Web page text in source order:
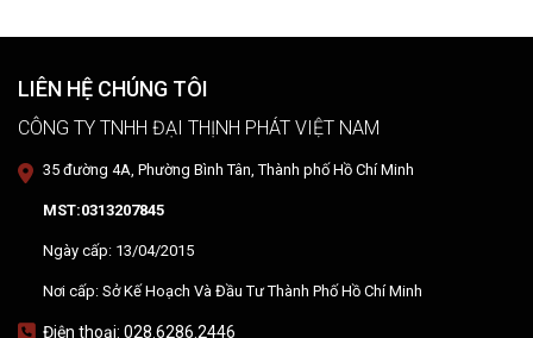
LIÊN HỆ CHÚNG TÔI
CÔNG TY TNHH ĐẠI THỊNH PHÁT VIỆT NAM
35 đường 4A, Phường Bình Tân, Thành phố Hồ Chí Minh
MST:0313207845
Ngày cấp: 13/04/2015
Nơi cấp: Sở Kế Hoạch Và Đầu Tư Thành Phố Hồ Chí Minh
Điện thoại: 028.6286.2446